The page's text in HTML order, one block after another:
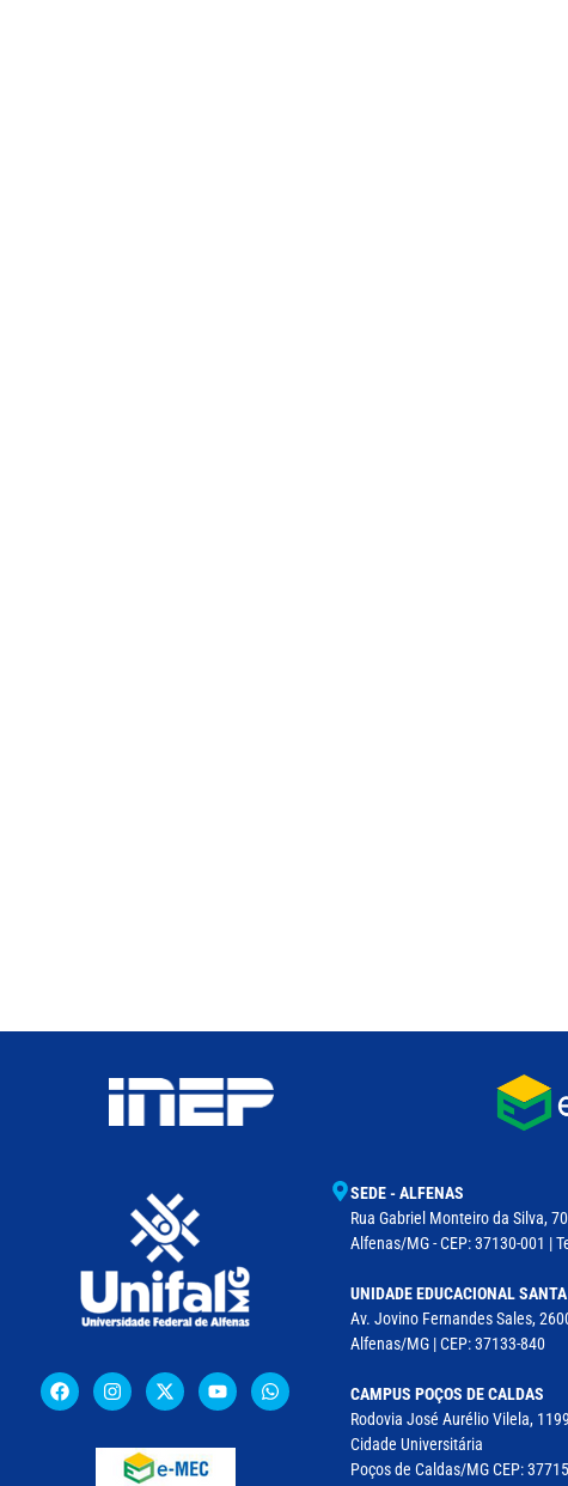
SEDE - ALFENAS
Rua Gabriel Monteiro da Silva,
Alfenas/MG - CEP: 37130-001 |
UNIDADE EDUCACIONAL
Av. Jovino Fernandes Sales,
Alfenas/MG | CEP: 37133-840
CAMPUS POÇOS DE CALDAS
Rodovia José Aurélio Vilela,
Cidade Universitária
Poços de Caldas/MG CEP: